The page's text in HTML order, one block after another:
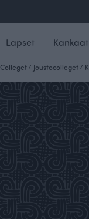
Lapset
Colleget / Joustocolleget /